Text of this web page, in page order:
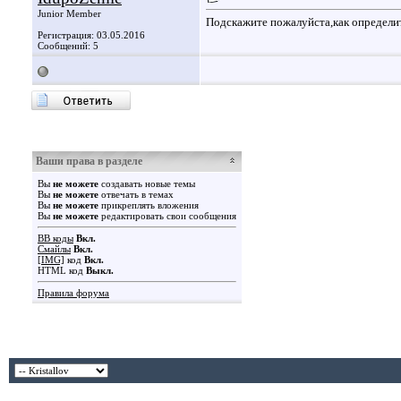
Junior Member
Регистрация: 03.05.2016
Сообщений: 5
Подскажите пожалуйста,как
Ваши права в разделе
Вы не можете создавать новые темы
Вы не можете отвечать в темах
Вы не можете прикреплять вложения
Вы не можете редактировать свои сообщения
BB коды Вкл.
Смайлы Вкл.
[IMG] код Вкл.
HTML код Выкл.
Правила форума